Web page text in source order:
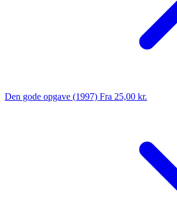
Den gode opgave (1997) Fra 25,00 kr.